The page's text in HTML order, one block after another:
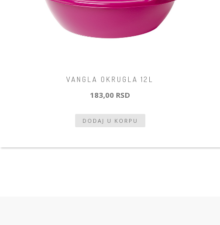
VANGLA OKRUGLA 12L
183,00 RSD